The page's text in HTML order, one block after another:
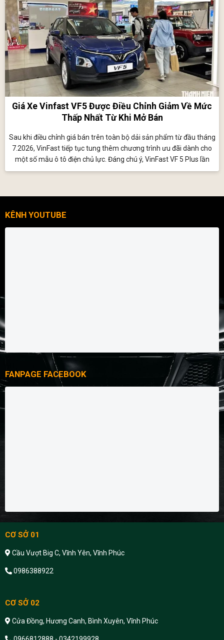
Giá Xe Vinfast VF5 Được Điều Chỉnh Giảm Về Mức
Thấp Nhất Từ Khi Mở Bán
Sau khi điều chỉnh giá bán trên toàn bộ dải sản phẩm từ đầu tháng
7.2026, VinFast tiếp tục tung thêm chương trình ưu đãi dành cho
một số mẫu ô tô điện chủ lực. Đáng chú ý, VinFast VF 5 Plus lần
đầu tiên về sát mốc 470 triệu đồng, thấp nhất kể từ khi mẫu xe này
KÊNH YOUTUBE
FANPAGE FACEBOOK
CƠ SỞ 01
Cầu Vượt Big C, Vĩnh Yên, Vĩnh Phúc
0986388922
CƠ SỞ 02
Cửa Đồng, Hương Canh, Bình Xuyên, Vĩnh Phúc